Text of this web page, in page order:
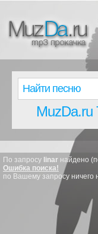
MuzDa.ru
По запросу linar найдено
Ошибка поиска!
по Вашему запросу ничего